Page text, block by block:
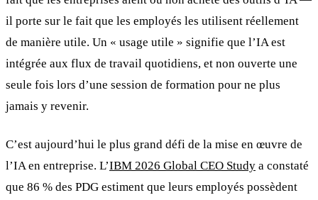
il porte sur le fait que les employés les utilisent réellement
de manière utile. Un « usage utile » signifie que l’IA est
intégrée aux flux de travail quotidiens, et non ouverte une
seule fois lors d’une session de formation pour ne plus
jamais y revenir.
C’est aujourd’hui le plus grand défi de la mise en œuvre de
l’IA en entreprise. L’IBM 2026 Global CEO Study a constaté
que 86 % des PDG estiment que leurs employés possèdent